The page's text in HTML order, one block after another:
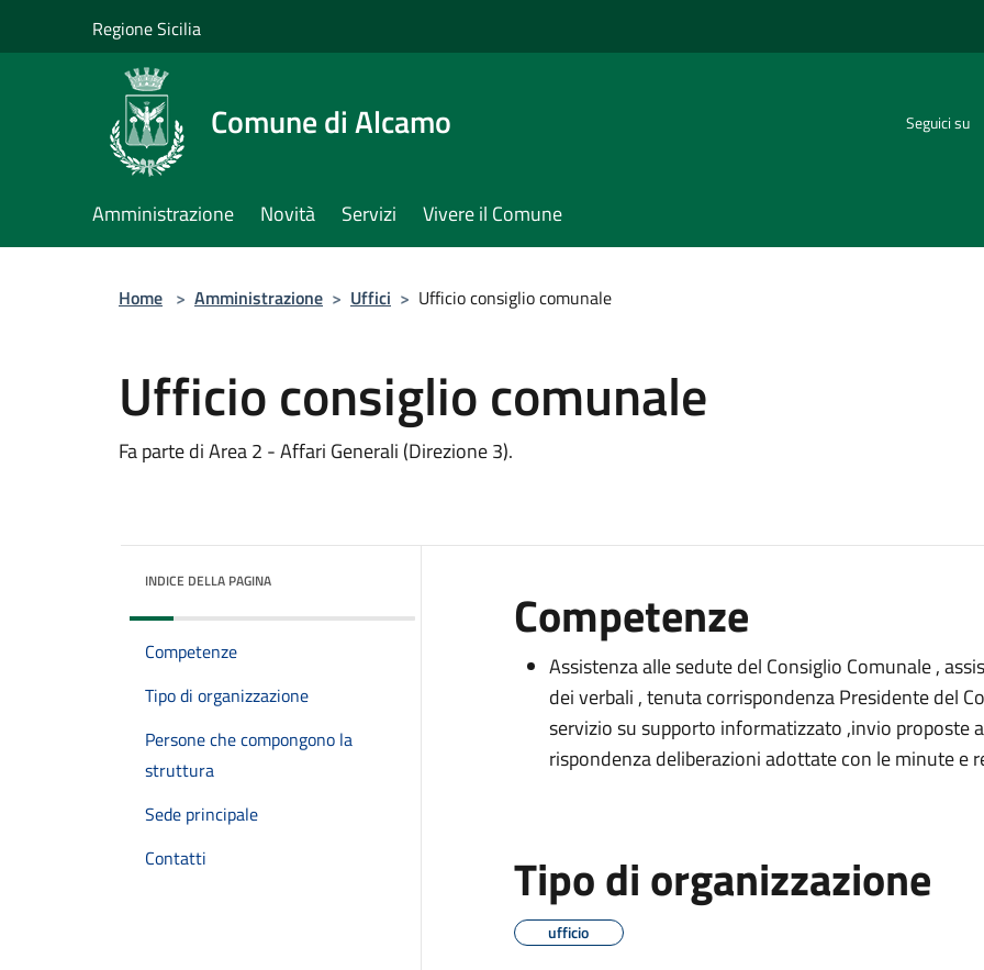
Regione Sicilia
Comune di Alcamo Seguici su
Amministrazione Novità Servizi Vivere il Comune
Home > Amministrazione > Uffici > Ufficio consiglio comunale
Ufficio consiglio comunale
Fa parte di Area 2 - Affari Generali (Direzione 3).
INDICE DELLA PAGINA
Competenze
Tipo di organizzazione
Persone che compongono la
struttura
Sede principale
Contatti
Competenze
Assistenza alle sedute del Consiglio Comunale ,
dei verbali , tenuta corrispondenza Presidente del
servizio su supporto informatizzato ,invio proposte
rispondenza deliberazioni adottate con le minute e
Tipo di organizzazione
ufficio